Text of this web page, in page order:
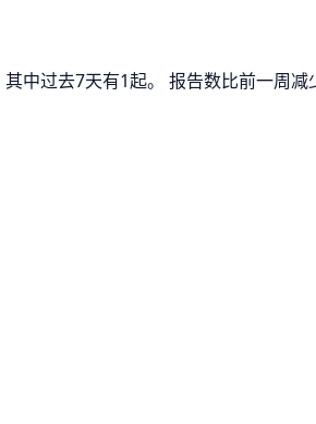
中过去7天有1起。 报告数比前一周